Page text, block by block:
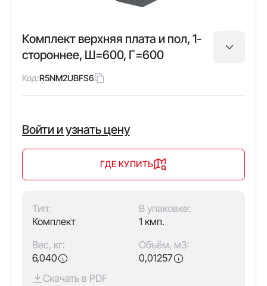
Комплект верхняя плата и пол, 1-
стороннее, Ш=600, Г=600
Код:R5NM2UBFS6
Войти и узнать цену
ГДЕ КУПИТЬ
Тип:
Комплект
В упаковке:
1 кмп.
Вес, кг:
6,040
Объём, м3:
0,01257
Скачать в PDF